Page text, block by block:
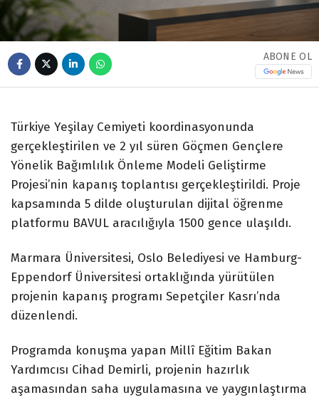
ABONE OL
Türkiye Yeşilay Cemiyeti koordinasyonunda
gerçekleştirilen ve 2 yıl süren Göçmen Gençlere
Yönelik Bağımlılık Önleme Modeli Geliştirme
Projesi’nin kapanış toplantısı gerçekleştirildi. Proje
kapsamında 5 dilde oluşturulan dijital öğrenme
platformu BAVUL aracılığıyla 1500 gence ulaşıldı.
Marmara Üniversitesi, Oslo Belediyesi ve Hamburg-
Eppendorf Üniversitesi ortaklığında yürütülen
projenin kapanış programı Sepetçiler Kasrı’nda
düzenlendi.
Programda konuşma yapan Millî Eğitim Bakan
Yardımcısı Cihad Demirli, projenin hazırlık
aşamasından saha uygulamasına ve yaygınlaştırma